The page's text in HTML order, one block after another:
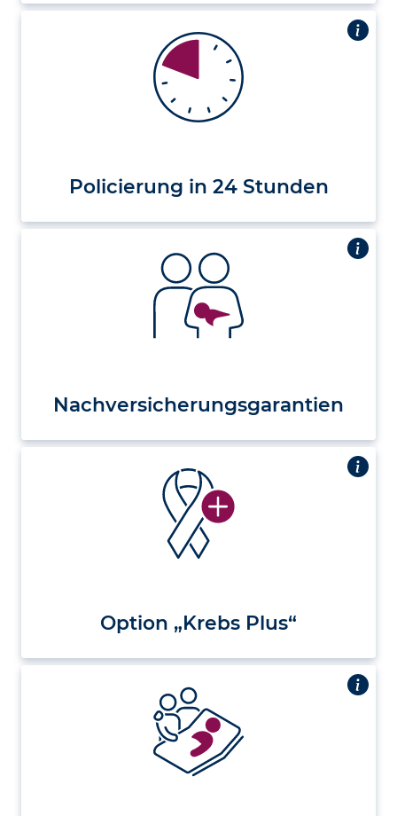
Policierung in 24 Stunden
Nach­versicherungs­garantien
Option „Krebs Plus“